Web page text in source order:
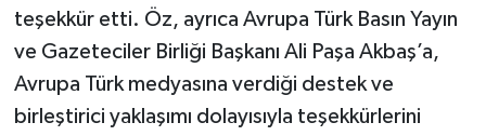
teşekkür etti. Öz, ayrıca Avrupa Türk Basın Yayın
ve Gazeteciler Birliği Başkanı Ali Paşa Akbaş’a,
Avrupa Türk medyasına verdiği destek ve
birleştirici yaklaşımı dolayısıyla teşekkürlerini